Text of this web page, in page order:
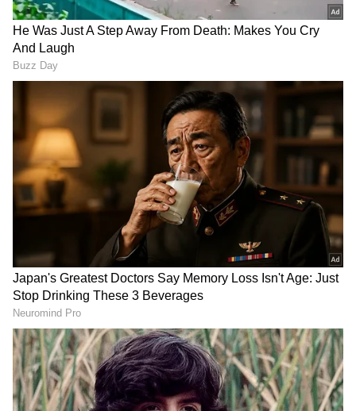
Image Credit :Asianet News
ಕಾಂಗ್ರೆಸ್ ಹಿರಿಯ ನಾಯಕ ಎಚ್.ಕೆ. ಪಾಟೀಲ ಅವರನ್ನು
ಮೊದಲ ಪಟ್ಟಿಯಿಂದ ಕೈ ಬಿಡಲಾಗಿದ್ದು, ಸ್ಥಳೀಯ ನಾಯಕರ
ಆಕ್ರೋಶಕ್ಕೆ ಕಾರಣವಾಗಿದೆ‌. ಎಚ್.ಕೆ. ಪಾಟೀಲರಿಗೆ ಸಚಿವ
ಸ್ಥಾನ ನೀಡಬೇಕು ಅಂತೆಲ್ಲ ತರಹೇವಾರಿ ಪೋಸ್ಟ್ ಗಳನ್ನ
ಬೆಂಬಲಿಗರು ಹರಿಬಿಟ್ಟಿದ್ದಾರಾದರೂ ಈ ಒಂದು ಪೋಸ್ಟ್
ಸಾಕಷ್ಟು ಚರ್ಚೆಗೆ ಕಾರಣವಾಗಿದೆ. ಮ್ಯಾನೇಜ್ಮೆಂಟ್ ಕೋಟಾ
ಅಂತಾ ಬರೆಯುವುದಲ್ಲದೇ ದುಡ್ಡಿನ ಚೀಲದ ಚಿಹ್ನೆಯನ್ನ